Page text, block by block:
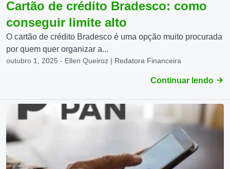
Cartão de crédito Bradesco: como
conseguir limite alto
O cartão de crédito Bradesco é uma opção muito procurada
por quem quer organizar a...
outubro 1, 2025 - Ellen Queiroz | Redatora Financeira
Continuar lendo